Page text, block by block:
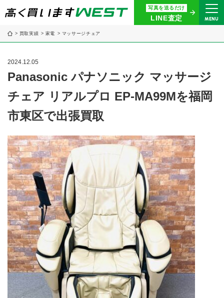
写真を送るだけ
LINE査定 MENU
まずはお気軽にお問い合わせ・
査定をご依頼ください
買取専用ダイヤル
24時間365日受付
簡単操作！LINE査定
宅配買取
出張買取
買取商品ジャンル
トップページ
初めての方へ
選べる買取方法
買取実績
買取強化ブランド
よくある質問
お客様の声
買取実績 家電 マッサージチェア
2024.12.05
Panasonic パナソニック マッサージ
チェア リアルプロ EP-MA99Mを福岡
市東区で出張買取